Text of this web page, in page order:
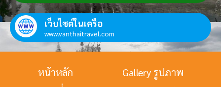
เว็บไซต์ในเครือ
www.vanthaitravel.com
หน้าหลัก
Gallery รูปภาพ